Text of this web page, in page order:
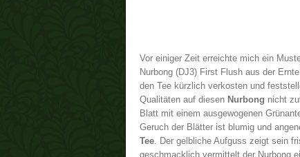
Vor einiger Zeit erreichte mich ein
Nurbong (DJ3) First Flush aus der
den Tee kürzlich verkosten und
Qualitäten auf diesen Nurbong nicht
Blatt mit einem ausgewogenen
Geruch der Blätter ist blumig und
Tee. Der gelbliche Aufguss zeigt sein
geschmacklich vermittelt der Nurbong